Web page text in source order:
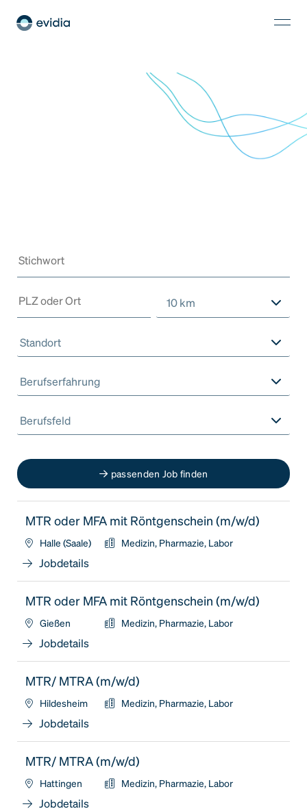
10 km
Standort
Berufserfahrung
Berufsfeld
passenden Job finden
MTR oder MFA mit Röntgenschein (m/w/d)
Halle (Saale) Medizin, Pharmazie, Labor
Jobdetails
MTR oder MFA mit Röntgenschein (m/w/d)
Gießen Medizin, Pharmazie, Labor
Jobdetails
MTR/ MTRA (m/w/d)
Hildesheim Medizin, Pharmazie, Labor
Jobdetails
MTR/ MTRA (m/w/d)
Hattingen Medizin, Pharmazie, Labor
Jobdetails